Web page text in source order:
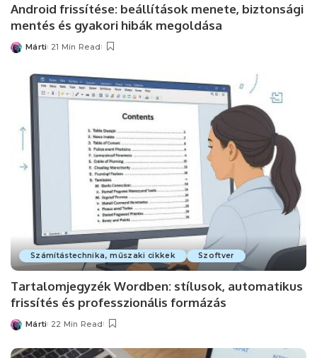
Android frissítése: beállítások menete, biztonsági
mentés és gyakori hibák megoldása
Posted
Márti 21 Min Read
Számítástechnika, műszaki cikkek Szoftver
Tartalomjegyzék Wordben: stílusok, automatikus
frissítés és professzionális formázás
Posted
Márti 22 Min Read